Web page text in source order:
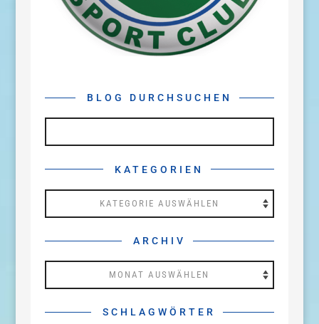
BLOG DURCHSUCHEN
KATEGORIEN
ARCHIV
SCHLAGWÖRTER